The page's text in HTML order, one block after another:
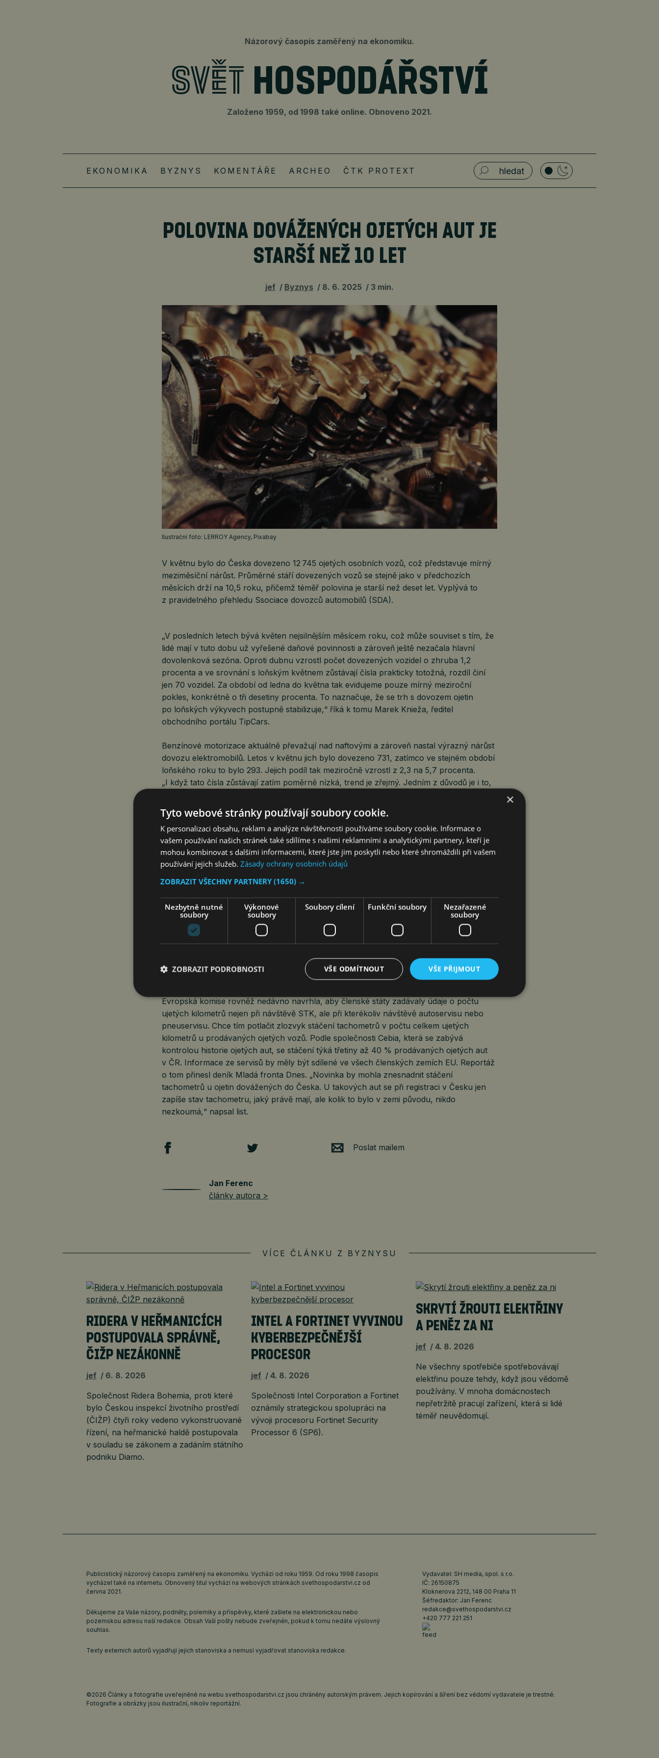
Názorový časopis zaměřený na ekonomiku.
Založeno 1959, od 1998 také online. Obnoveno 2021.
EKONOMIKA BYZNYS KOMENTÁŘE ARCHEO ČTK PROTEXT
POLOVINA DOVÁŽENÝCH OJETÝCH AUT JE
STARŠÍ NEŽ 10 LET
jef Byznys 8. 6. 2025 3 min.
Ilustrační foto: LERROY Agency, Pixabay
V květnu bylo do Česka dovezeno 12 745 ojetých osobních vozů, což představuje mírný
meziměsíční nárůst. Průměrné stáří dovezených vozů se stejně jako v předchozích
měsících drží na 10,5 roku, přičemž téměř polovina je starší než deset let. Vyplývá to
z pravidelného přehledu Ssociace dovozců automobilů (SDA).
„V posledních letech bývá květen nejsilnějším měsícem roku, což může souviset s tím, že
lidé mají v tuto dobu už vyřešené daňové povinnosti a zároveň ještě nezačala hlavní
dovolenková sezóna. Oproti dubnu vzrostl počet dovezených vozidel o zhruba 1,2
procenta a ve srovnání s loňským květnem zůstávají čísla prakticky totožná, rozdíl činí
jen 70 vozidel. Za období od ledna do května tak evidujeme pouze mírný meziroční
pokles, konkrétně o tři desetiny procenta. To naznačuje, že se trh s dovozem ojetin
po loňských výkyvech postupně stabilizuje,“ říká k tomu Marek Knieža, ředitel
obchodního portálu TipCars.
Benzínové motorizace aktuálně převažují nad naftovými a zároveň nastal výrazný nárůst
dovozu elektromobilů. Letos v květnu jich bylo dovezeno 731, zatímco ve stejném období
loňského roku to bylo 293. Jejich podíl tak meziročně vzrostl z 2,3 na 5,7 procenta.
„I když tato čísla zůstávají zatím poměrně nízká, trend je zřejmý. Jedním z důvodů je i to,
na západoevropských trzích širší a cenově dostupnější nabídka ojetin než v Česku,“
doplnil Marek Knieža.
Evropská komise v dubnu zveřejnila návrh úpravy unijních pravidel, která se týkají
bezpečnosti silničního provozu a registrace vozidel. Nová pravidla by měla zavést
pravidelné každoroční technické kontroly elektromobilů a rovněž roční kontroly starších
technických kontrol elektromobilů a pokročilých asistenčních systémů pro řidiče, roční
kontroly starších automobilů a dodávek a pokročilé metody testování emisí, které by měly
odhalit vozidla s vysokými emisemi, aby se snížilo znečištění jemnými částicemi“.
parlamentu. Budou nyní společně hledat spojence mezi členskými zeměmi k potlačení
Evropská komise rovněž nedávno navrhla, aby členské státy zadávaly údaje o počtu
ujetých kilometrů nejen při návštěvě STK, ale při kterékoliv návštěvě autoservisu nebo
pneuservisu. Chce tím potlačit zlozvyk stáčení tachometrů v počtu celkem ujetých
kilometrů u prodávaných ojetých vozů. Podle společnosti Cebia, která se zabývá
kontrolou historie ojetých aut, se stáčení týká třetiny až 40 % prodávaných ojetých aut
v ČR. Informace ze servisů by měly být sdílené ve všech členských zemích EU. Reportáž
o tom přinesl deník Mladá fronta Dnes. „Novinka by mohla znesnadnit stáčení
tachometrů u ojetin dovážených do Česka. U takových aut se při registraci v Česku jen
zapíše stav tachometru, jaký právě mají, ale kolik to bylo v zemi původu, nikdo
nezkoumá,“ napsal list.
Poslat mailem
Jan Ferenc
články autora >
VÍCE ČLÁNKU Z BYZNYSU
RIDERA V HEŘMANICÍCH
POSTUPOVALA SPRÁVNĚ,
ČIŽP NEZÁKONNĚ
jef 6. 8. 2026
Společnost Ridera Bohemia, proti které
bylo Českou inspekcí životního prostředí
(ČIŽP) čtyři roky vedeno vykonstruované
řízení, na heřmanické haldě postupovala
v souladu se zákonem a zadáním státního
podniku Diamo.
INTEL A FORTINET VYVINOU
KYBERBEZPEČNĚJŠÍ
PROCESOR
jef 4. 8. 2026
Společnosti Intel Corporation a Fortinet
oznámily strategickou spolupráci na
vývoji procesoru Fortinet Security
Processor 6 (SP6).
SKRYTÍ ŽROUTI ELEKTŘINY
A PENĚZ ZA NI
jef 4. 8. 2026
Ne všechny spotřebiče spotřebovávají
elektřinu pouze tehdy, když jsou vědomě
používány. V mnoha domácnostech
nepřetržitě pracují zařízení, která si lidé
téměř neuvědomují.
Publicistický názorový časopis zaměřený na ekonomiku. Vychází od roku 1959. Od roku 1998 časopis
vycházel také na internetu. Obnovený titul vychází na webových stránkách svethospodarstvi.cz od
června 2021.
Děkujeme za Vaše názory, podněty, polemiky a příspěvky, které zašlete na elektronickou nebo
pozemskou adresu naší redakce. Obsah Vaší pošty nebude zveřejněn, pokud k tomu nedáte výslovný
souhlas.
Texty externích autorů vyjadřují jejich stanoviska a nemusí vyjadřovat stanoviska redakce.
Vydavatel: SH media, spol. s r.o.
IČ: 26150875
Kloknerova 2212, 148 00 Praha 11
Šéfredaktor: Jan Ferenc
redakce@svethospodarstvi.cz
+420 777 221 251
©2026 Články a fotografie uveřejněné na webu svethospodarstvi.cz jsou chráněny autorským právem. Jejich kopírování a šíření bez vědomí vydavatele je trestné.
Fotografie a obrázky jsou ilustrační, nikoliv reportážní.
×
Tyto webové stránky používají soubory cookie.
K personalizaci obsahu, reklam a analýze návštěvnosti používáme soubory cookie. Informace o
vašem používání našich stránek také sdílíme s našimi reklamními a analytickými partnery, kteří je
mohou kombinovat s dalšími informacemi, které jste jim poskytli nebo které shromáždili při vašem
používání jejich služeb. Zásady ochrany osobních údajů
ZOBRAZIT VŠECHNY PARTNERY (1650) →
Nezbytně nutné
soubory
Výkonové
soubory
Soubory cílení Funkční soubory
Nezařazené
soubory
VŠE PŘIJMOUT
VŠE ODMÍTNOUT
ZOBRAZIT PODROBNOSTI